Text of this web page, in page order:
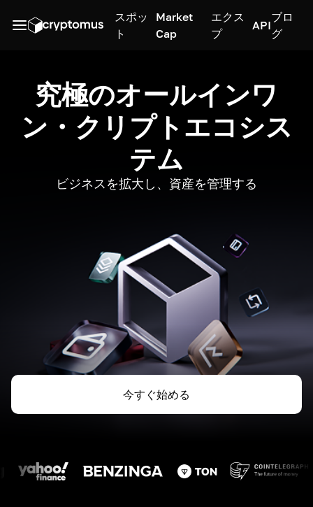
スポッ
ト
Market
Cap
エクス
プ
API
ブロ
グ
究極のオールインワ
ン・クリプトエコシス
テム
ビジネスを拡大し、資産を管理する
今すぐ始める